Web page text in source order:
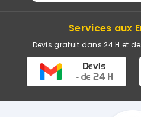
Services aux
Devis gratuit dans 24 H et